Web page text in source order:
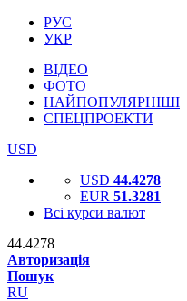
РУС
УКР
ВІДЕО
ФОТО
НАЙПОПУЛЯРНІШІ
СПЕЦПРОЕКТИ
USD
USD 44.4278
EUR 51.3281
Всі курси валют
44.4278
Авторизація
Пошук
RU